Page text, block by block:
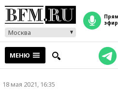
Москва
прямой
эфир
МЕНЮ
18 мая 2021, 16:35